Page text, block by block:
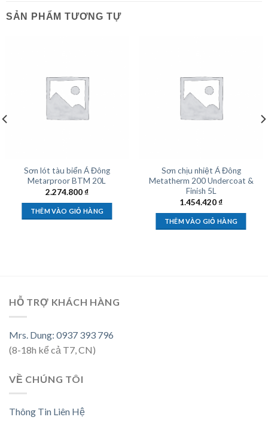
SẢN PHẨM TƯƠNG TỰ
Sơn lót tàu biển Á Đông
Metarproor BTM 20L
2.274.800₫
THÊM VÀO GIỎ HÀNG
Sơn chịu nhiệt Á Đông
Metatherm 200 Undercoat &
Finish 5L
1.454.420₫
THÊM VÀO GIỎ HÀNG
HỖ TRỢ KHÁCH HÀNG
Mrs. Dung: 0937 393 796
(8-18h kể cả T7, CN)
VỀ CHÚNG TÔI
Thông Tin Liên Hệ